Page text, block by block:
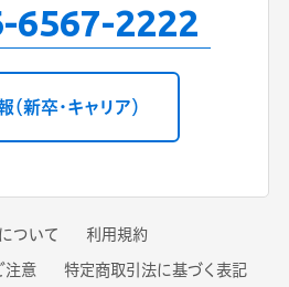
6567-2222
新卒・キャリア）
ついて
利用規約
注意
特定商取引法に基づく表記